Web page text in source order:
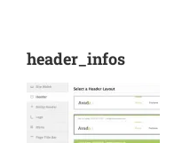
header_infos